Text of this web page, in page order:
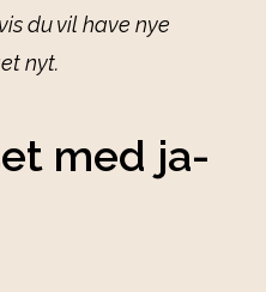
du vil have nye
nyt.
med ja-